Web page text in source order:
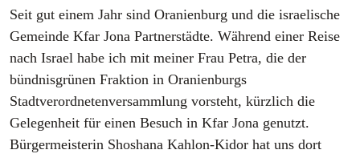
Seit gut einem Jahr sind Oranienburg und die israelische
Gemeinde Kfar Jona Partnerstädte. Während einer Reise
nach Israel habe ich mit meiner Frau Petra, die der
bündnisgrünen Fraktion in Oranienburgs
Stadtverordnetenversammlung vorsteht, kürzlich die
Gelegenheit für einen Besuch in Kfar Jona genutzt.
Bürgermeisterin Shoshana Kahlon-Kidor hat uns dort